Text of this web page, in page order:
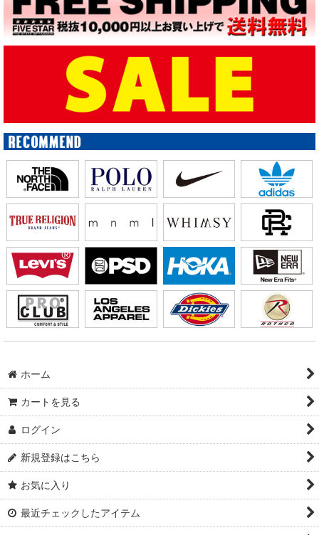
ホーム
カートを見る
ログイン
新規登録はこちら
お気に入り
最近チェックしたアイテム